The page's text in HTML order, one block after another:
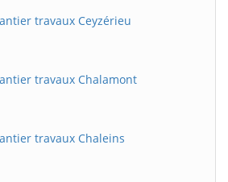
travaux Ceyzérieu
travaux Chalamont
travaux Chaleins